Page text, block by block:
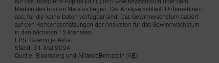
auf das investierte Kapital (ROIC) und Gewinnwachstum über dem
Median des breiten Marktes liegen. Die Analyse schließt Unternehmen
aus, für die keine Daten verfügbar sind. Das Gewinnwachstum basiert
auf den Konsensschätzungen der Analysten für das Gewinnwachstum
in den nächsten 12 Monaten.
EPS: Gewinn je Aktie.
Stand: 31. Mai 2024
Quelle: Bloomberg und AllianceBernstein (AB)